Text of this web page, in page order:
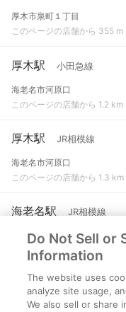
厚木市泉町１丁目
このページの店舗から 355 m
厚木駅 小田急線
海老名市河原口
このページの店舗から 1.2 km
厚木駅 JR相模線
海老名市河原口
このページの店舗から 1.3 km
海老名駅 JR相模線
海老名市上郷
このページの店舗から 2.6 km
海老名駅 小田急線
海老名市上郷
Do Not Sell or
Information
The website uses
analyze site usage,
We also sell or share